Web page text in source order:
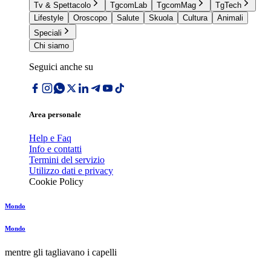
Tv & Spettacolo
TgcomLab TgcomMag
TgTech
Lifestyle
Oroscopo Salute Skuola Cultura
Animali
Speciali
Chi siamo
Seguici anche su
Area personale
Help e Faq
Info e contatti
Termini del servizio
Utilizzo dati e privacy
Cookie Policy
Mondo
Mondo
mentre gli tagliavano i capelli